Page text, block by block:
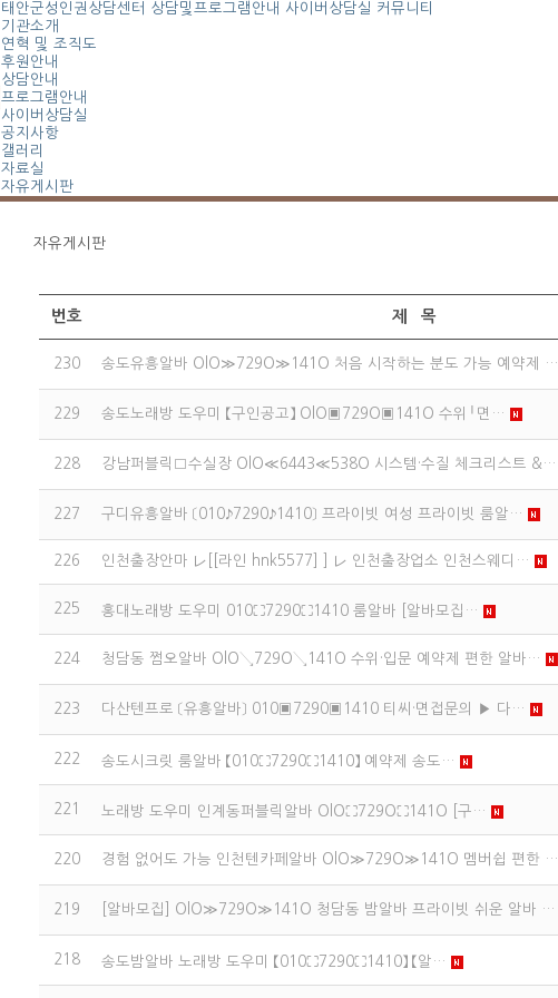
태안군성인권상담센터 상담및프로그램안내 사이버상담실 커뮤니티
기관소개
연혁 및 조직도
후원안내
상담안내
프로그램안내
사이버상담실
공지사항
갤러리
자료실
자유게시판
자유게시판
번호 제 목
230 송도유흥알바 OlO≫729O≫141O 처음 시작하는 분도 가능 예약제 …
229 송도노래방 도우미 【구인공고】 OlO▣729O▣141O 수위╵면…
228 강남퍼블릭□수실장 OlO≪6443≪538O 시스템·수질 체크리스트 &…
227 구디유흥알바 〔010♪7290♪1410〕 프라이빗 여성 프라이빗 룸알…
226 인천출장안마 レ[[라인 hnk5577] ] レ 인천출장업소 인천스웨디…
225 홍대노래방 도우미 010⛶7290⛶1410 룸알바 [알바모집…
224 청담동 쩜오알바 OlO↘729O↘141O 수위·입문 예약제 편한 알바…
223 다산텐프로 〔유흥알바〕 010▣7290▣1410 티씨·면접문의 ▶ 다…
222 송도시크릿 룸알바 【010⛶7290⛶1410】 예약제 송도…
221 노래방 도우미 인계동퍼블릭알바 OlO⛶729O⛶141O [구…
220 경험 없어도 가능 인천텐카페알바 OlO≫729O≫141O 멤버쉽 편한 …
219 [알바모집] OlO≫729O≫141O 청담동 밤알바 프라이빗 쉬운 알바 …
218 송도밤알바 노래방 도우미 【010⛶7290⛶1410】 【알…